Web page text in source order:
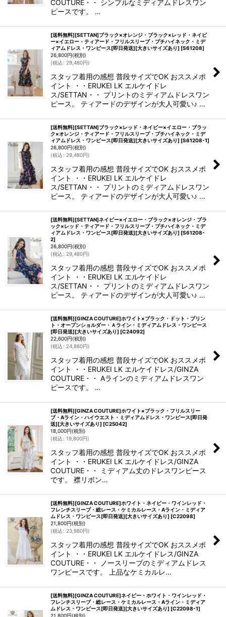
COUTURE・・ シンプルなミディアムドレスワン
ピースです。 …
[送料無料][SETTAN]ブラック×オレンジ・ブラック×レッド・ネイビ
ー×イエロー・ティアード・フリルスリーブ・プチハイネック・ミデ
ィアムドレス・ワンピース[即日発送][大きいサイズあり] [S61208]
26,800円(税別)
(税込 : 29,480円)
スタッフ着用の感想 普段サイズでOK おススメポ
イント ・・ERUKEI LK エルケイドレ
ス/SETTAN・・ プリントのミディアムドレスワン
ピース。 ティアードのデザインが大人可愛い♪ …
[送料無料][SETTAN]ブラック×レッド・ネイビー×イエロー・ブラッ
ク×オレンジ・ティアード・フリルスリーブ・プチハイネック・ミデ
ィアムドレス・ワンピース[即日発送][大きいサイズあり] [S61208-1]
26,800円(税別)
(税込 : 29,480円)
スタッフ着用の感想 普段サイズでOK おススメポ
イント ・・ERUKEI LK エルケイドレ
ス/SETTAN・・ プリントのミディアムドレスワン
ピース。 ティアードのデザインが大人可愛い♪ …
[送料無料][SETTAN]ネイビー×イエロー・ブラック×オレンジ・ブラ
ック×レッド・ティアード・フリルスリーブ・プチハイネック・ミデ
ィアムドレス・ワンピース[即日発送][大きいサイズあり] [S61208-
2]
26,800円(税別)
(税込 : 29,480円)
スタッフ着用の感想 普段サイズでOK おススメポ
イント ・・ERUKEI LK エルケイドレ
ス/SETTAN・・ プリントのミディアムドレスワン
ピース。 ティアードのデザインが大人可愛い♪ …
[送料無料][GINZA COUTURE]ホワイト×ブラック・ドット・プリン
ト・オープンショルダー・Ａライン・ミディアムドレス・ワンピース
[即日発送][大きいサイズあり] [C24092]
22,600円(税別)
(税込 : 24,860円)
スタッフ着用の感想 普段サイズでOK おススメポ
イント ・・ERUKEI LK エルケイドレス/GINZA
COUTURE・・ Aラインのミディアムドレスワン
ピースです。 …
[送料無料][GINZA COUTURE]ホワイト×ブラック・フリルスリー
ブ・Aライン・ハイウエスト・ミディアムドレス・ワンピース[即日発
送][大きいサイズあり] [C25042]
18,000円(税別)
(税込 : 19,800円)
スタッフ着用の感想 普段サイズでOK おススメポ
イント ・・ERUKEI LK エルケイドレス/GINZA
COUTURE・・ ミディアム丈のドレスワンピース
です。 襟リボン…
[送料無料][GINZA COUTURE]ホワイト・ネイビー・ワインレッド・
フレンチスリーブ・総レース・ケミカルレース・Aライン・ミディア
ムドレス・ワンピース[即日発送][大きいサイズあり] [C22098]
21,800円(税別)
(税込 : 23,980円)
スタッフ着用の感想 普段サイズでOK おススメポ
イント ・・ERUKEI LK エルケイドレス/GINZA
COUTURE・・ ノースリーブのミディアムドレス
ワンピースです。 上品なケミカルレ…
[送料無料][GINZA COUTURE]ネイビー・ホワイト・ワインレッド・
フレンチスリーブ・総レース・ケミカルレース・Aライン・ミディア
ムドレス・ワンピース[即日発送][大きいサイズあり] [C22098-1]
21,800円(税別)